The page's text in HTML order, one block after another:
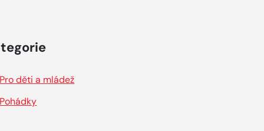
Pro děti a mládež
Pohádky